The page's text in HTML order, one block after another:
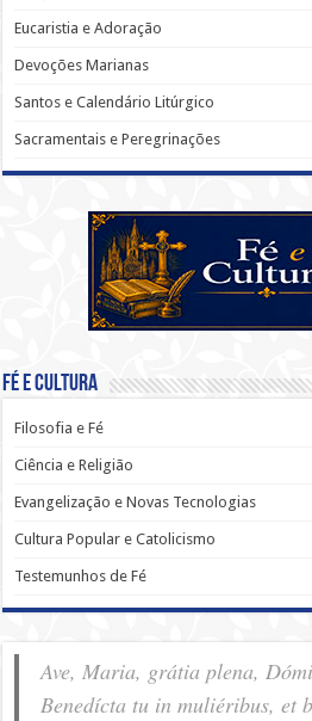
Eucaristia e Adoração
Devoções Marianas
Santos e Calendário Litúrgico
Sacramentais e Peregrinações
Fé e Cultura
Filosofia e Fé
Ciência e Religião
Evangelização e Novas Tecnologias
Cultura Popular e Catolicismo
Testemunhos de Fé
Ave, Maria, grátia plena,
Benedícta tu in muliéribus, et